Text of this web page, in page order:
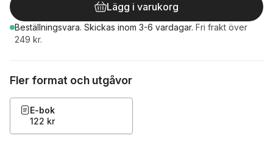
Lägg i varukorg
Beställningsvara. Skickas inom 3-6 vardagar. Fri frakt över
249 kr.
Fler format och utgåvor
E-bok
122 kr